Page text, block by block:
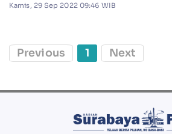
Kamis, 29 Sep 2022 09:46 WIB
Previous 1 Next